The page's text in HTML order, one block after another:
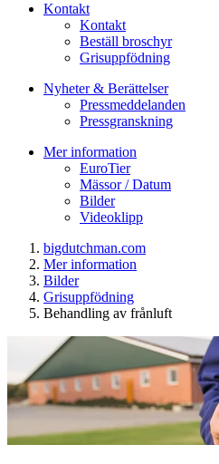
Kontakt
Kontakt
Beställ broschyr
Grisuppfödning
Nyheter & Berättelser
Pressmeddelanden
Pressgranskning
Mer information
EuroTier
Mässor / Datum
Bilder
Videoklipp
bigdutchman.com
Mer information
Bilder
Grisuppfödning
Behandling av frånluft